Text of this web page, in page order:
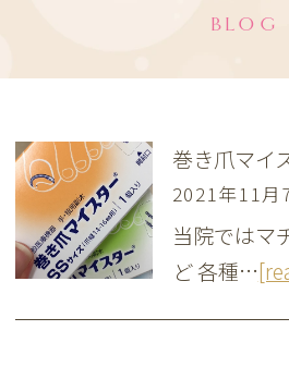
BLOG
巻き爪マイ
2021年11月
当院ではマ
ど 各種…